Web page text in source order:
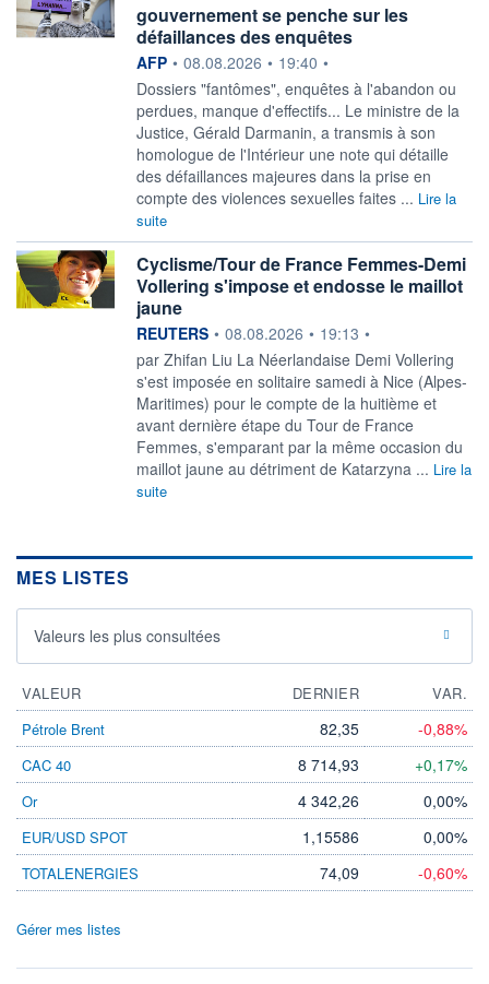
gouvernement se penche sur les
défaillances des enquêtes
information fournie par
AFP • 08.08.2026 • 19:40 •
Dossiers "fantômes", enquêtes à l'abandon ou
perdues, manque d'effectifs... Le ministre de la
Justice, Gérald Darmanin, a transmis à son
homologue de l'Intérieur une note qui détaille
des défaillances majeures dans la prise en
compte des violences sexuelles faites ... Lire la
suite
Cyclisme/Tour de France Femmes-Demi
Vollering s'impose et endosse le maillot
jaune
information fournie par
REUTERS • 08.08.2026 • 19:13 •
par Zhifan Liu La Néerlandaise Demi Vollering
s'est imposée en solitaire ‌samedi à Nice (Alpes-
Maritimes) pour le compte de la huitième et
avant dernière étape du Tour de France
Femmes, s'emparant par la même ​occasion du
maillot jaune au détriment de Katarzyna ... Lire la
suite
MES LISTES
Valeurs les plus consultées
VALEUR DERNIER
VAR.
Pétrole Brent
82,35 -0,88%
CAC 40 8 714,93 +0,17%
Or 4 342,26 0,00%
EUR/USD SPOT 1,15586 0,00%
TOTALENERGIES 74,09 -0,60%
Gérer mes listes